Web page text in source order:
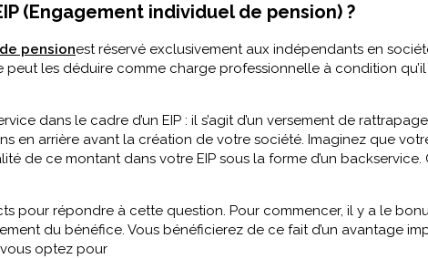
(Engagement individuel de pension) ?
pensionest réservé exclusivement aux indépendants en
peut les déduire comme charge professionnelle à condition
dans le cadre d’un EIP : il s’agit d’un versement de
en arrière avant la création de votre société. Imaginez que
de ce montant dans votre EIP sous la forme d’un
pour répondre à cette question. Pour commencer, il y a le
du bénéfice. Vous bénéficierez de ce fait d’un avantage
vous optez pour